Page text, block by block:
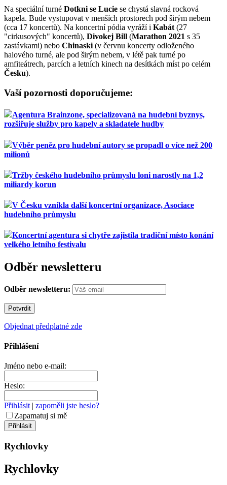
Na speciální turné Dotkni se Lucie se chystá slavná rocková
kapela. Bude vystupovat v menších prostorech pod širým nebem
(cca 17 koncertů). Na koncertní pódia vyráží i Kabát(27
"cirkusových" koncertů), Divokej Bill (Marathon 2021 s 35
zastávkami) nebo Chinaski(v červnu koncerty odloženého
halového turné, ale pod širým nebem, v létě pak turné po
amfiteátrech, parcích a letních kinech na desítkách míst po celém
Česku).
Vaší pozornosti doporučujeme:
Agentura Brainzone, specializovaná na hudební byznys,
rozšiřuje služby pro kapely a skladatele hudby
Výběr peněz pro hudební autory se propadl o více než 200
milionů
Tržby českého hudebního průmyslu loni narostly na 1,2
miliardy korun
V Česku vznikla další koncertní organizace, Asociace
hudebního průmyslu
Koncertní agentura si chytře zajistila tradiční místo konání
velkého letního festivalu
Odběr newsletteru
Odběr newsletteru:
Objednat předplatné zde
Přihlášení
Jméno nebo e-mail:
Heslo:
Přihlásit | zapoměli jste heslo?
Zapamatuj si mě
Rychlovky
Rychlovky